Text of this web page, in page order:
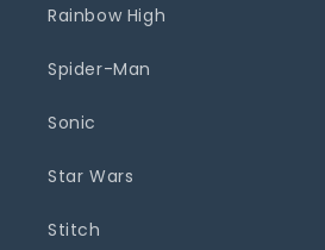
Rainbow High
Spider-Man
Sonic
Star Wars
Stitch